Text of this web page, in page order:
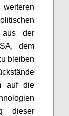
aus der
dem
bleiben
auf die
dieser